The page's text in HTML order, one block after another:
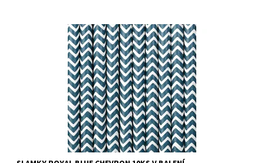
papierové slamky modre sipky 10ks v balení